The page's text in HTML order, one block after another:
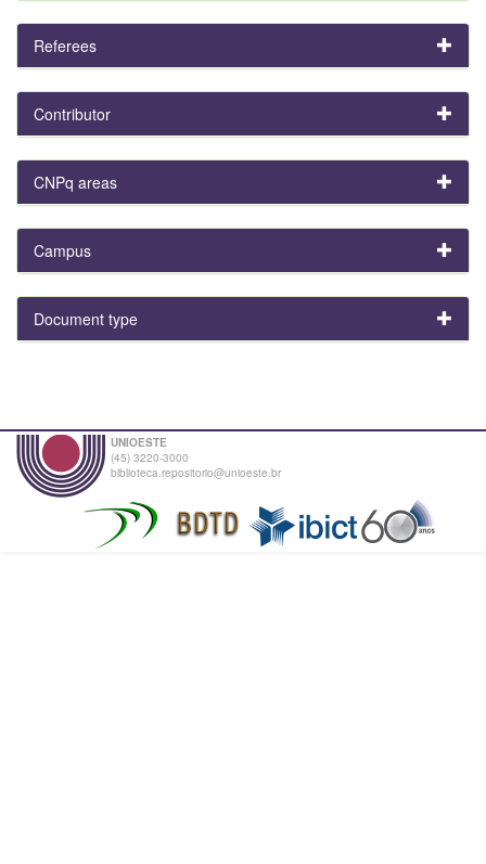
Referees
Contributor
CNPq areas
Campus
Document type
UNIOESTE
(45) 3220-3000
biblioteca.repositorio@unioeste.br